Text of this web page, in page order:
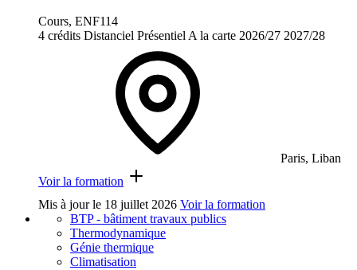
Cours, ENF114
4 crédits Distanciel Présentiel A la carte 2026/27 2027/28
Paris, Liban
Voir la formation
Mis à jour le 18 juillet 2026 Voir la formation
BTP - bâtiment travaux publics
Thermodynamique
Génie thermique
Climatisation